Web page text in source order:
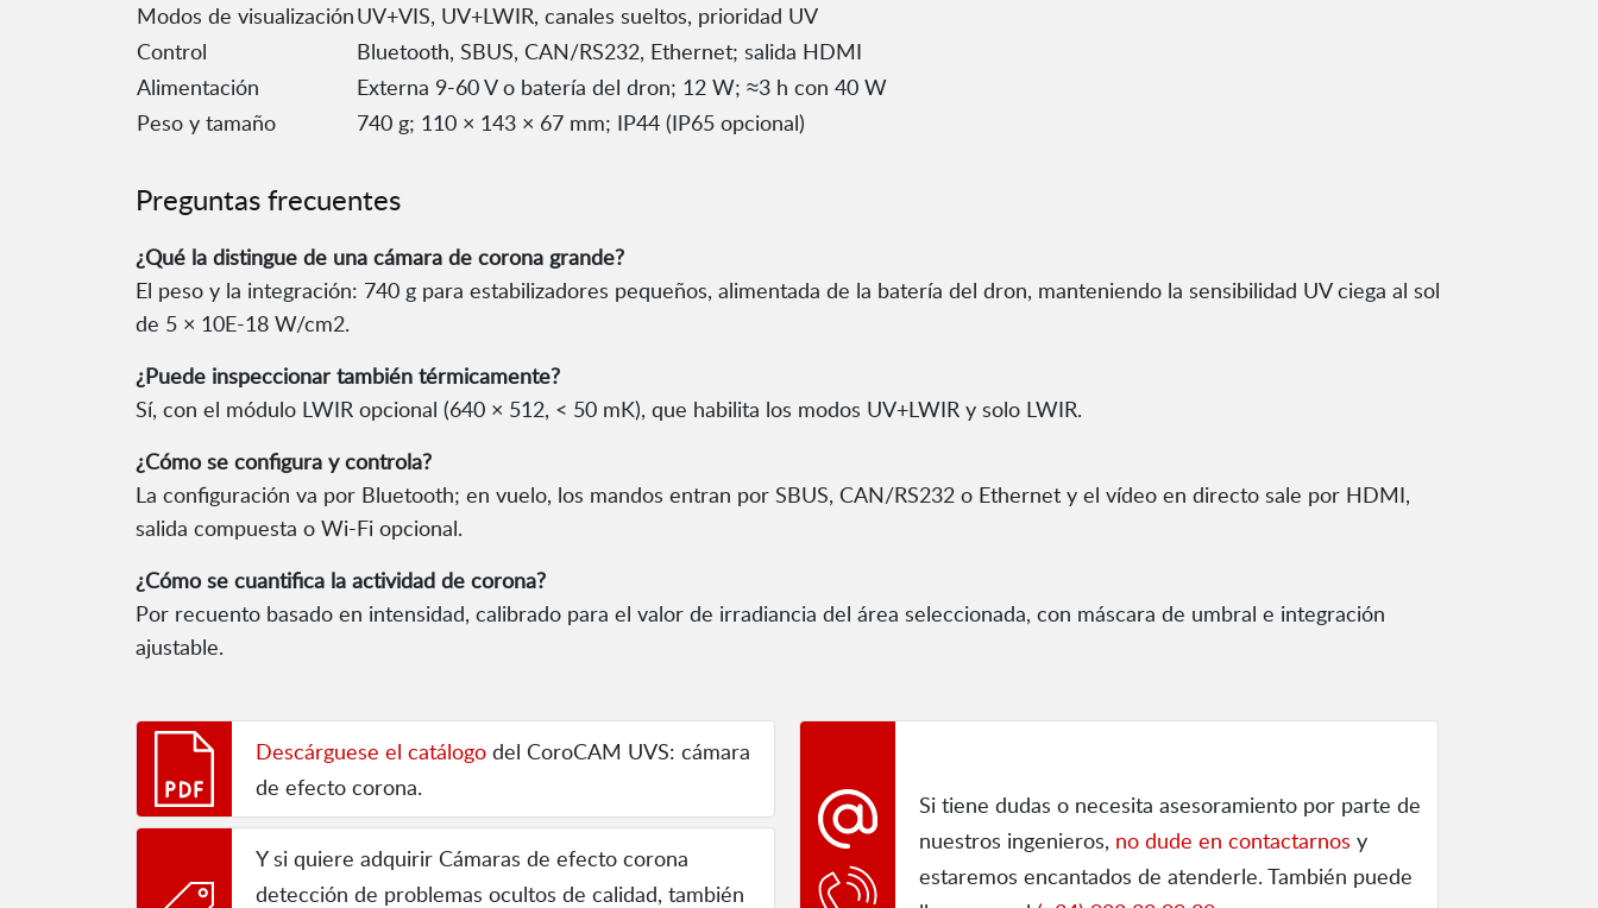
Modos de visualizaciónUV+VIS, UV+LWIR, canales sueltos, prioridad UV
Control
Bluetooth, SBUS, CAN/RS232, Ethernet; salida HDMI
Alimentación
Externa 9-60 V o batería del dron; 12 W; ≈3 h con 40 W
Peso y tamaño
740 g; 110 × 143 × 67 mm; IP44 (IP65 opcional)
Preguntas frecuentes
¿Qué la distingue de una cámara de corona grande?
El peso y la integración: 740 g para estabilizadores pequeños, alimentada de la batería del dron, manteniendo la sensibilidad UV ciega al sol
de 5 × 10E-18 W/cm2.
¿Puede inspeccionar también térmicamente?
Sí, con el módulo LWIR opcional (640 × 512, < 50 mK), que habilita los modos UV+LWIR y solo LWIR.
¿Cómo se configura y controla?
La configuración va por Bluetooth; en vuelo, los mandos entran por SBUS, CAN/RS232 o Ethernet y el vídeo en directo sale por HDMI,
salida compuesta o Wi-Fi opcional.
¿Cómo se cuantifica la actividad de corona?
Por recuento basado en intensidad, calibrado para el valor de irradiancia del área seleccionada, con máscara de umbral e integración
ajustable.
Descárguese el catálogo del CoroCAM UVS: cámara
de efecto corona.
Y si quiere adquirir Cámaras de efecto corona
detección de problemas ocultos de calidad, también
Si tiene dudas o necesita asesoramiento por parte de
nuestros ingenieros, no dude en contactarnos y
estaremos encantados de atenderle. También puede